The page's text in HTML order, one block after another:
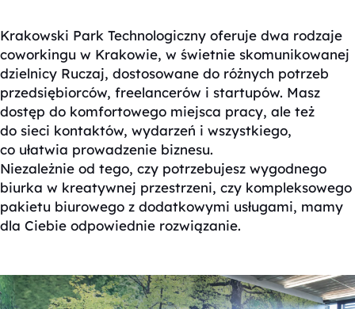
Krakowski Park Technologiczny oferuje dwa rodzaje
coworkingu w Krakowie, w świetnie skomunikowanej
dzielnicy Ruczaj, dostosowane do różnych potrzeb
przedsiębiorców, freelancerów i startupów. Masz
dostęp do komfortowego miejsca pracy, ale też
do sieci kontaktów, wydarzeń i wszystkiego,
co ułatwia prowadzenie biznesu.
Niezależnie od tego, czy potrzebujesz wygodnego
biurka w kreatywnej przestrzeni, czy kompleksowego
pakietu biurowego z dodatkowymi usługami, mamy
dla Ciebie odpowiednie rozwiązanie.